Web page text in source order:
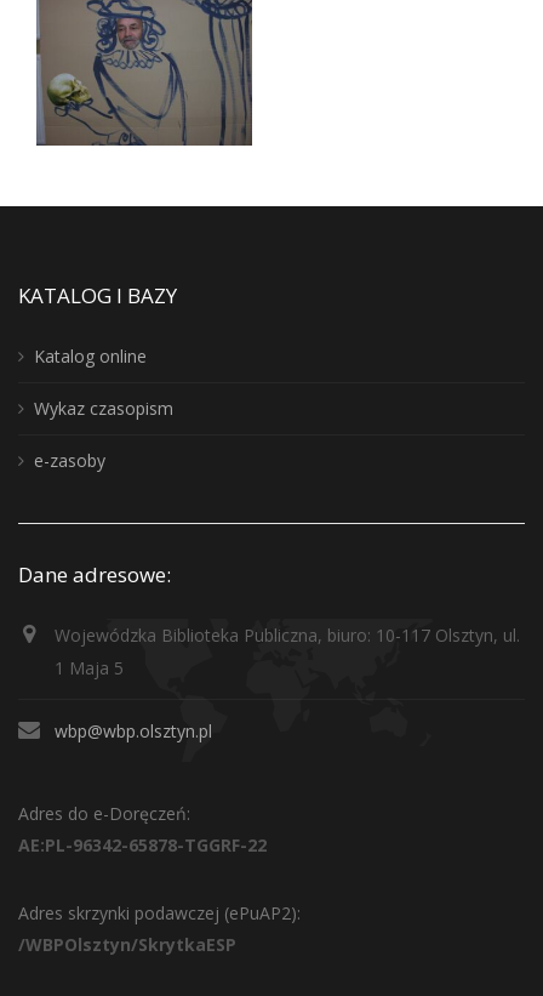
KATALOG I BAZY
Katalog online
Wykaz czasopism
e-zasoby
Dane adresowe:
Wojewódzka Biblioteka Publiczna, biuro: 10-117 Olsztyn, ul.
1 Maja 5
wbp@wbp.olsztyn.pl
Adres do e-Doręczeń:
AE:PL-96342-65878-TGGRF-22
Adres skrzynki podawczej (ePuAP2):
/WBPOlsztyn/SkrytkaESP